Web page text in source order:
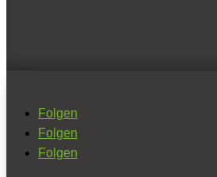
Folgen
Folgen
Folgen